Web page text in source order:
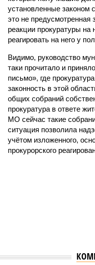
установленные законом
это не
реакции прокуратуры на
реагировать на него у
Видимо, руководство
таки прочитало и
письмо», где
законность в этой
общих собраний
прокуратура в ответе
МО сейчас такие
ситуация позволила
учётом изложенного,
прокурорского